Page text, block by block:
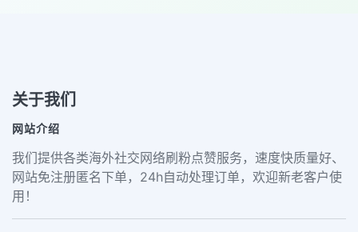
关于我们
网站介绍
我们提供各类海外社交网络刷粉点赞服务，速度快质量好、
网站免注册匿名下单，24h自动处理订单，欢迎新老客户使
用！